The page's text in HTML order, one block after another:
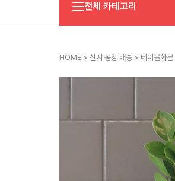
전체 카테고리
HOME > 산지 농장 배송 > 테이블화분